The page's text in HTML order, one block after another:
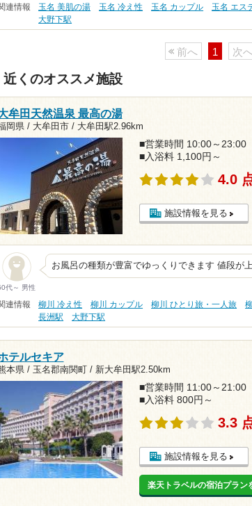
連情報 玉名 美肌の湯 玉名 冷え性 玉名 カップル 玉名 エス
大野下駅
前へ 1 次
近くのオススメ施設
牟田天然温泉 最高の湯
岡県 / 大牟田市 / 大牟田駅2.96km
■営業時間 10:00～23:00
■入浴料 1,100円～
4.0
施設情報を見る
代～ 男性
お風呂の種類が豊富でゆっくりできます 値段が
連情報 柳川 冷え性 柳川 カップル 柳川 ひとり旅・一人旅
長洲駅
大野下駅
テルセキア
本県 / 玉名郡南関町 / 新大牟田駅2.50km
■営業時間 11:00～21:00
■入浴料 800円～
3.3
施設情報を見る
楽天トラベルの宿泊プラン